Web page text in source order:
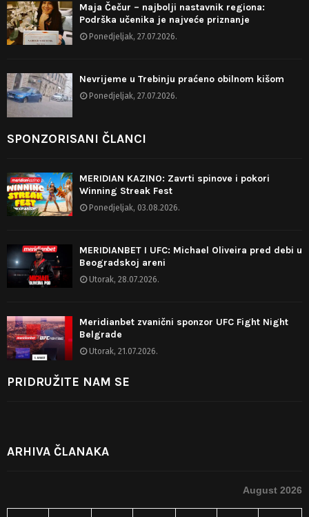
Maja Čečur – najbolji nastavnik regiona:
Podrška učenika je najveće priznanje
Ponedjeljak, 27.07.2026.
Nevrijeme u Trebinju praćeno obilnom kišom
Ponedjeljak, 27.07.2026.
SPONZORISANI ČLANCI
MERIDIAN KAZINO: Zavrti spinove i pokori
Winning Streak Fest
Ponedjeljak, 03.08.2026.
MERIDIANBET I UFC: Michael Oliveira pred debi u
Beogradskoj areni
Utorak, 28.07.2026.
Meridianbet zvanični sponzor UFC Fight Night
Belgrade
Utorak, 21.07.2026.
PRIDRUŽITE NAM SE
ARHIVA ČLANAKA
August 2026